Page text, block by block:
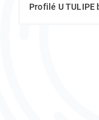
Profilé U TULIPE